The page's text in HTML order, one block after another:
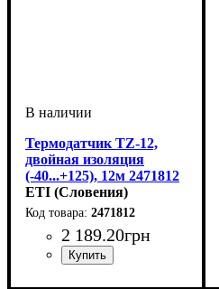
Термодатчик TZ-12,
двойная изоляция
(-40...+125), 12м 2471812
ETI (Словения)
2471812
2 189.20грн